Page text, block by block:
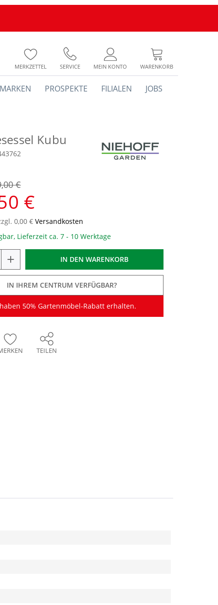
MERKZETTEL SERVICE MEIN KONTO WARENKORB
MARKEN PROSPEKTE FILIALEN JOBS
Kubu
€
€
0,00 € Versandkosten
Lieferzeit ca. 7 - 10 Werktage
+ IN DEN WARENKORB
IN IHREM CENTRUM VERFÜGBAR?
50% Gartenmöbel-Rabatt erhalten.
TEILEN